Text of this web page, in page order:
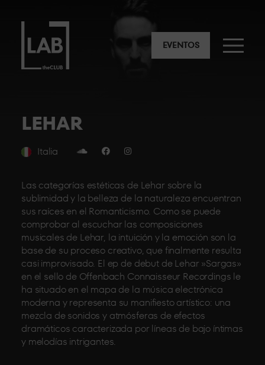
EVENTOS
LEHAR
Italia
Las categorías estéticas de Lehar sobre la
sublimidad y la belleza de la naturaleza encuentran
sus raíces en el Romanticismo. Como se puede
comprobar al escuchar las composiciones
musicales de Lehar, la intuición y la emoción son la
base de su proceso creativo, que finalmente resulta
casi improvisado. El ep de debut de Lehar »Sargas»
en el sello de Offenbach Connaisseur Recordings le
ha situado en el mapa de la música electrónica
moderna y representa su manifiesto artístico: una
mezcla de sonidos y atmósferas de efectos
dramáticos caracterizada por líneas de bajo íntimas
y melodías intrigantes.